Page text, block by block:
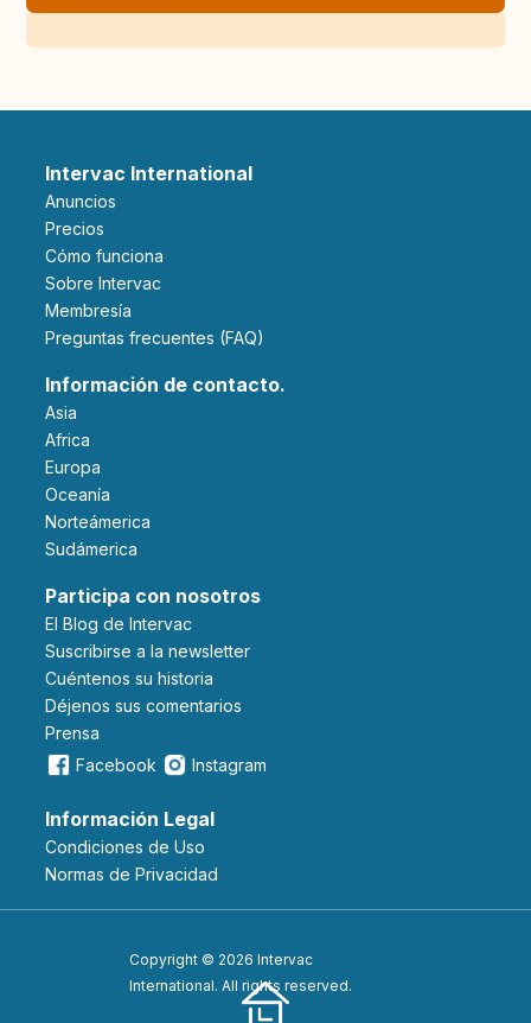
Intervac International
Anuncios
Precios
Cómo funciona
Sobre Intervac
Membresía
Preguntas frecuentes (FAQ)
Información de contacto.
Asia
Africa
Europa
Oceanía
Norteámerica
Sudámerica
Participa con nosotros
El Blog de Intervac
Suscribirse a la newsletter
Cuéntenos su historia
Déjenos sus comentarios
Prensa
Facebook
Instagram
Información Legal
Condiciones de Uso
Normas de Privacidad
Copyright © 2026 Intervac
International. All rights reserved.